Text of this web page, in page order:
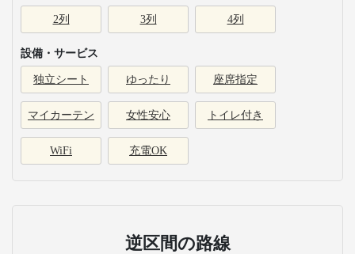
2列 3列 4列
設備・サービス
独立シート ゆったり 座席指定
マイカーテン 女性安心 トイレ付き
WiFi 充電OK
逆区間の路線